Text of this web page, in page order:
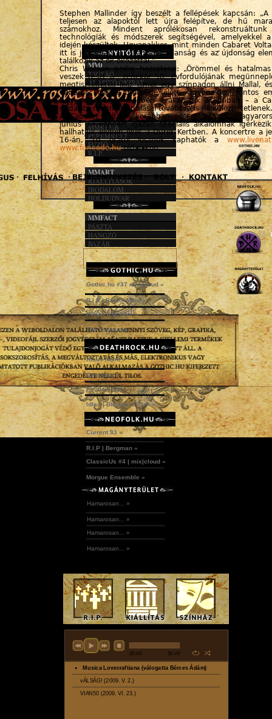
Stephen Mallinder így beszélt a fellépések kapcsán: „A
teljesen az alapoktól lett újra felépítve, de hű
számokhoz. Mindent aprólékosan
technológiák és módszerek segítségével, amelyekkel
idején készültek. Ugyanakkor, mint minden Cabaret
itt is jelen van a kiszámíthatatlanság és az újdonság
találkozik az ok-okozattal.”
Chris Watson pedig hozzáteszi: „Örömmel és hatalmas
veszek részt a zenekar 50. évfordulójának
megtiszteltetés lesz ismét egy színpadon állni Mallal,
Cabaret Voltaire öröksége előtt. Ugyanakkor fontos
hogy a jelenlegi időkben – akárcsak akkoriban – a
dadaista megnyilvánulásai továbbra is
A Cabaret Voltaire korábban sosem játszott
június 3-i koncert igazán speciális alkalomnak
hallhatjuk élőben őket a Dürer Kertben. A koncertre a
16-án, 10 órától lesznek kaphatók a
www.funcode.huoldalakon.
MMI
TAGSÁG
ALAPÍTÓ OKIRAT
KÖZHASZN. JEL.
1%
MMACT
MMKLUB
PEREMKULT
FÚZIÓ
R.I.P.
MMART
KIÁLLÍTÁSOK
IRODALOM
HOLDUDVAR
MMFACT
PÁSZTA
HANGZÓ
BAZÁR
Gothic.hu #37 mix|cloud »
R.I.P | Babits Mihály »
Holtak legendái »
The Creatures »
Klaus Nomi »
Omniozis »
Kylmä Krypta »
Idles | Budapest Park »
Current 93 »
R.I.P | Bergman »
ClassicUs #4 | mix|cloud »
Morgue Ensemble »
Hamarosan... »
Hamarosan... »
Hamarosan... »
Hamarosan... »